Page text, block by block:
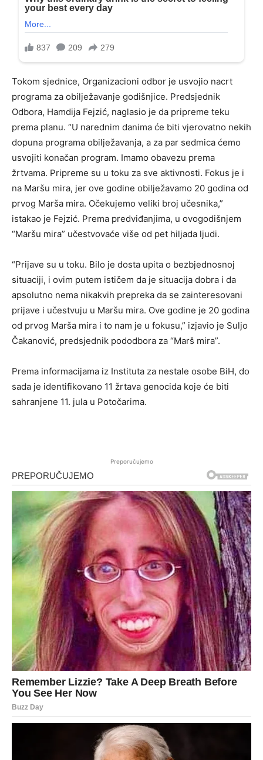
Tokom sjednice, Organizacioni odbor je usvojio nacrt
programa za obilježavanje godišnjice. Predsjednik
Odbora, Hamdija Fejzić, naglasio je da pripreme teku
prema planu. “U narednim danima će biti vjerovatno nekih
dopuna programa obilježavanja, a za par sedmica ćemo
usvojiti konačan program. Imamo obavezu prema
žrtvama. Pripreme su u toku za sve aktivnosti. Fokus je i
na Maršu mira, jer ove godine obilježavamo 20 godina od
prvog Marša mira. Očekujemo veliki broj učesnika,”
istakao je Fejzić. Prema predviđanjima, u ovogodišnjem
“Maršu mira” učestvovaće više od pet hiljada ljudi.
“Prijave su u toku. Bilo je dosta upita o bezbjednosnoj
situaciji, i ovim putem ističem da je situacija dobra i da
apsolutno nema nikakvih prepreka da se zainteresovani
prijave i učestvuju u Maršu mira. Ove godine je 20 godina
od prvog Marša mira i to nam je u fokusu,” izjavio je Suljo
Čakanović, predsjednik pododbora za “Marš mira”.
Prema informacijama iz Instituta za nestale osobe BiH, do
sada je identifikovano 11 žrtava genocida koje će biti
sahranjene 11. jula u Potočarima.
Preporučujemo